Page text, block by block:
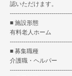
認いただけます。
■ 施設形態
有料老人ホーム
■ 募集職種
介護職・ヘルパー